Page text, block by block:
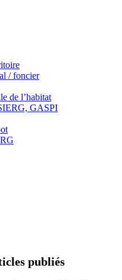
/ foncier
de l’habitat
GASPI
publiés